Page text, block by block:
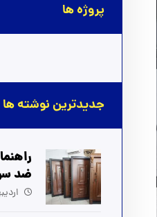
پروژه ها
جدیدترین نوشته ها
ضد